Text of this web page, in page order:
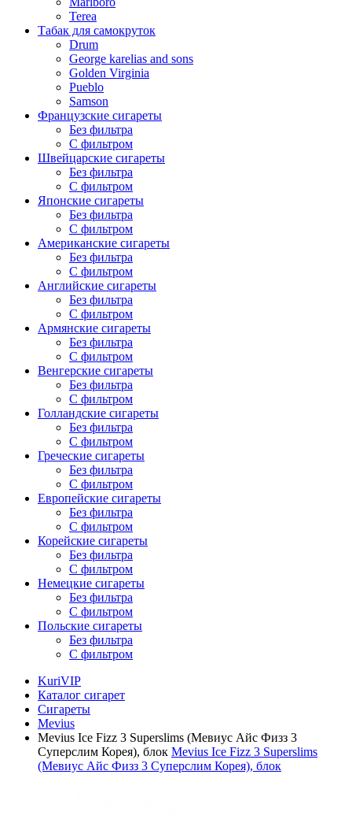
Terea
Табак для самокруток
Drum
George karelias and sons
Golden Virginia
Pueblo
Samson
Французские сигареты
Без фильтра
С фильтром
Швейцарские сигареты
Без фильтра
С фильтром
Японские сигареты
Без фильтра
С фильтром
Американские сигареты
Без фильтра
С фильтром
Английские сигареты
Без фильтра
С фильтром
Армянские сигареты
Без фильтра
С фильтром
Венгерские сигареты
Без фильтра
С фильтром
Голландские сигареты
Без фильтра
С фильтром
Греческие сигареты
Без фильтра
С фильтром
Европейские сигареты
Без фильтра
С фильтром
Корейские сигареты
Без фильтра
С фильтром
Немецкие сигареты
Без фильтра
С фильтром
Польские сигареты
Без фильтра
С фильтром
KuriVIP
Каталог сигарет
Сигареты
Mevius
Mevius Ice Fizz 3 Superslims (Мевиус Айс Физз 3
Суперслим Корея), блок Mevius Ice Fizz 3 Superslims
(Мевиус Айс Физз 3 Суперслим Корея), блок